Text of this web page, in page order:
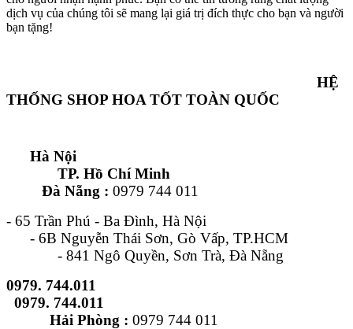
dịch vụ của chúng tôi sẽ mang lại giá trị đích thực cho bạn và người
bạn tặng!
HỆ
THỐNG SHOP HOA TỐT TOÀN QUỐC
Hà Nội
TP. Hồ Chí Minh
Đà Nẵng : 0979 744 011
- 65 Trần Phú - Ba Đình, Hà Nội
- 6B Nguyễn Thái Sơn, Gò Vấp, TP.HCM
- 841 Ngô Quyền, Sơn Trà, Đà Nẵng
0979. 744.011
0979. 744.011
Hải Phòng : 0979 744 011